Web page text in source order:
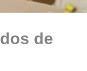
de